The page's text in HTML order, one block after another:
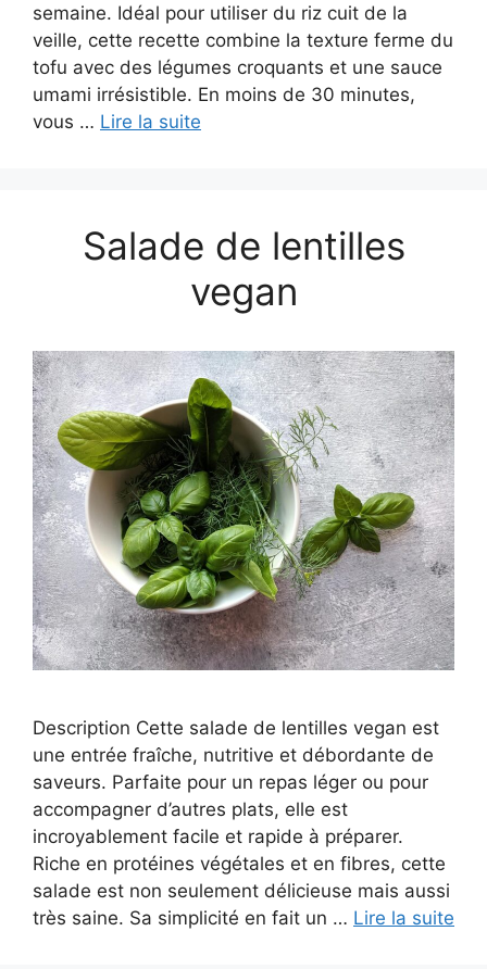
semaine. Idéal pour utiliser du riz cuit de la
veille, cette recette combine la texture ferme du
tofu avec des légumes croquants et une sauce
umami irrésistible. En moins de 30 minutes,
vous … Lire la suite
Salade de lentilles
vegan
Description Cette salade de lentilles vegan est
une entrée fraîche, nutritive et débordante de
saveurs. Parfaite pour un repas léger ou pour
accompagner d’autres plats, elle est
incroyablement facile et rapide à préparer.
Riche en protéines végétales et en fibres, cette
salade est non seulement délicieuse mais aussi
très saine. Sa simplicité en fait un … Lire la suite